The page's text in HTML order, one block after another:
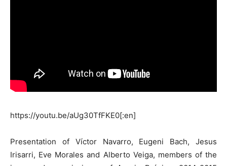
https://youtu.be/aUg30TfFKE0[:en]
Presentation of Víctor Navarro, Eugeni Bach, Jesus
Irisarri, Eve Morales and Alberto Veiga, members of the